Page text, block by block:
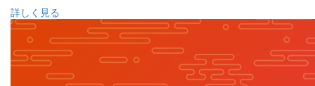
詳しく見る